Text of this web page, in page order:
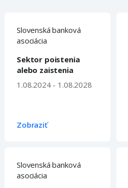
Slovenská banková
asociácia
Sektor poistenia
alebo zaistenia
1.08.2024 - 1.08.2028
Zobraziť
Slovenská banková
asociácia